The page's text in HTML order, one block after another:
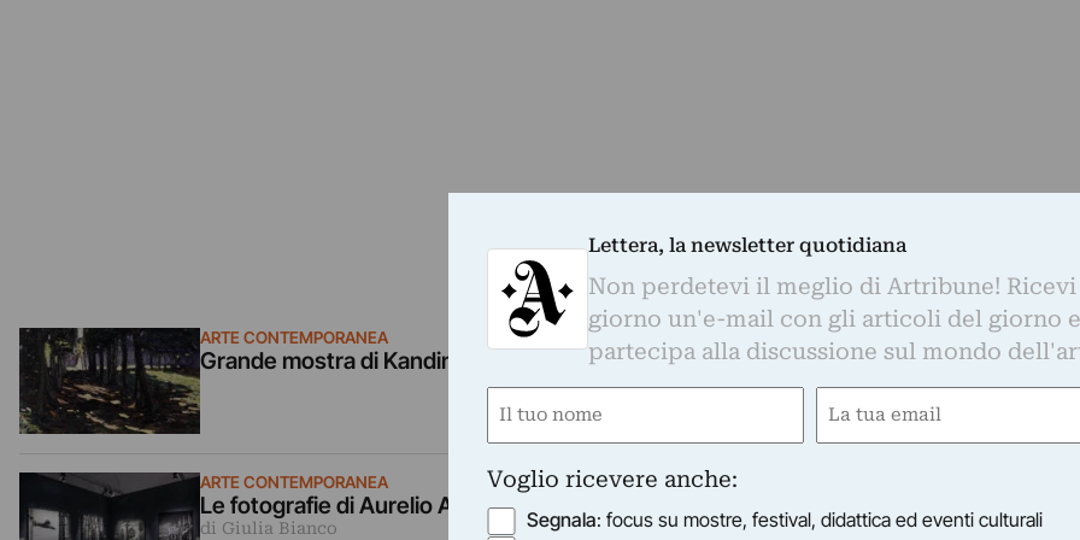
ARTE CONTEMPORANEA
Grande mostra di Kandinskij a Roma dopo oltre 25 anni. A Palazzo Bonaparte oltre 70
ARTE CONTEMPORANEA
Le fotografie di Aurelio Amendola in dialogo coi capolavori dell’arte in mostra a Milano
di Giulia Bianco
Lettera, la newsletter quotidiana
Non perdetevi il meglio di Artribune! Ricevi
giorno un'e-mail con gli articoli del giorno e
partecipa alla discussione sul mondo
Nome
Email
Voglio ricevere anche:
Segnala: focus su mostre, festival, didattica ed eventi culturali